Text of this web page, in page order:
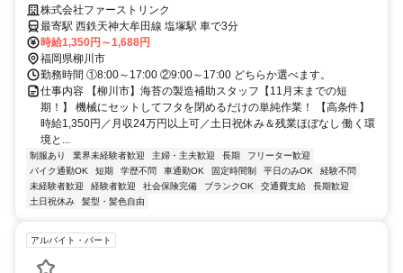
万円以上 超シンプル軽作業
株式会社ファーストリンク
最寄駅 西鉄天神大牟田線 塩塚駅 車で3分
時給1,350円～1,688円
福岡県柳川市
勤務時間 ①8:00～17:00 ②9:00～17:00 どちらか選べます。
仕事内容 【柳川市】海苔の製造補助スタッフ【11月末までの短
期！】 機械にセットしてフタを閉めるだけの単純作業！ 【高条件】
時給1,350円／月収24万円以上可／土日祝休み＆残業ほぼなし 働く環
境と...
制服あり 業界未経験者歓迎 主婦・主夫歓迎 長期
フリーター歓迎
バイク通勤OK
短期 学歴不問 車通勤OK 固定時間制 平日のみOK
経験不問
未経験者歓迎
経験者歓迎 社会保険完備 ブランクOK 交通費支給
長期歓迎
土日祝休み
髪型・髪色自由
アルバイト・パート